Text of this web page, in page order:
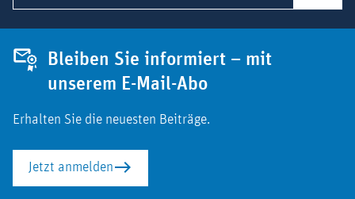
Bleiben Sie informiert – mit
unserem E-Mail-Abo
Erhalten Sie die neuesten Beiträge.
Jetzt anmelden